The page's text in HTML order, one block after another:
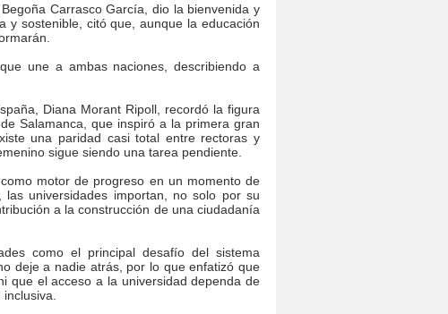
Carrasco García, dio la bienvenida y
y sostenible, citó que, aunque la educación
une a ambas naciones, describiendo a
Diana Morant Ripoll, recordó la figura
Salamanca, que inspiró a la primera gran
una paridad casi total entre rectoras y
sigue siendo una tarea pendiente.
motor de progreso en un momento de
universidades importan, no solo por su
a la construcción de una ciudadanía
como el principal desafío del sistema
deje a nadie atrás, por lo que enfatizó que
que el acceso a la universidad dependa de